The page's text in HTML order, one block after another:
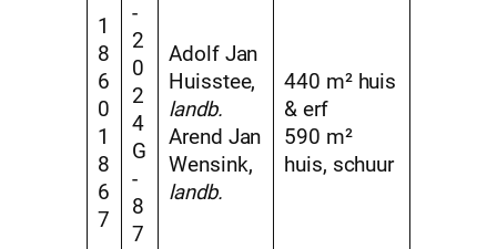
1
8
6
0
1
8
6
7
-
2
0
2
4
G
-
8
7
Adolf Jan
Huisstee,
landb.
Arend Jan
Wensink,
landb.
440 m² huis
& erf
590 m²
huis, schuur